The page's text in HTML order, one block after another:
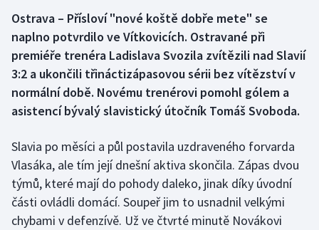
Box
Curling
Dostihy
Florbal
Futsal
Golf
Ostrava – Přísloví "nové koště dobře mete" se
naplno potvrdilo ve Vítkovicích. Ostravané při
premiéře trenéra Ladislava Svozila zvítězili nad Slavií
3:2 a ukončili třináctizápasovou sérii bez vítězství v
normální době. Novému trenérovi pomohl gólem a
asistencí bývalý slavistický útočník Tomáš Svoboda.
Slavia po měsíci a půl postavila uzdraveného forvarda
Vlasáka, ale tím její dnešní aktiva skončila. Zápas dvou
týmů, které mají do pohody daleko, jinak díky úvodní
části ovládli domácí. Soupeř jim to usnadnil velkými
chybami v defenzívě. Už ve čtvrté minutě Novákovi